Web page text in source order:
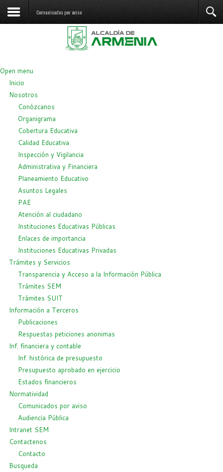
Comunicados por aviso
Open menu
Inicio
Nosotros
Conózcanos
Organigrama
Cobertura Educativa
Calidad Educativa
Inspección y Vigilancia
Administrativa y Financiera
Planeamiento Educativo
Asuntos Legales
PAE
Atención al ciudadano
Instituciones Educativas Públicas
Enlaces de importancia
Instituciones Educativas Privadas
Trámites y Servicios
Transparencia y Acceso a la Información Pública
Trámites SEM
Trámites SUIT
Información a Terceros
Publicaciones
Respuestas peticiones anonimas
Inf. financiera y contable
Inf. histórica de presupuesto
Presupuesto aprobado en ejercicio
Estados financieros
Normatividad
Comunicados por aviso
Audiencia Pública
Intranet SEM
Contactenos
Contacto
Busqueda